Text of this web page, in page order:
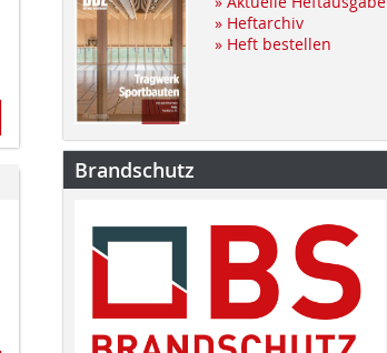
» Heftarchiv
» Heft bestellen
Brandschutz